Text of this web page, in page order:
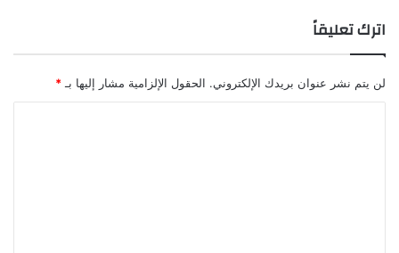
اترك تعليقاً
لن يتم نشر عنوان بريدك الإلكتروني. الحقول الإلزامية مشار إليها بـ *